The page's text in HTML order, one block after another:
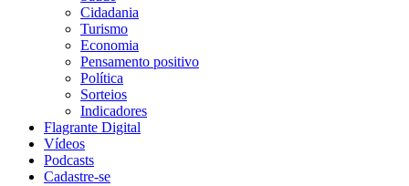
Cidadania
Turismo
Economia
Pensamento positivo
Política
Sorteios
Indicadores
Flagrante Digital
Vídeos
Podcasts
Cadastre-se